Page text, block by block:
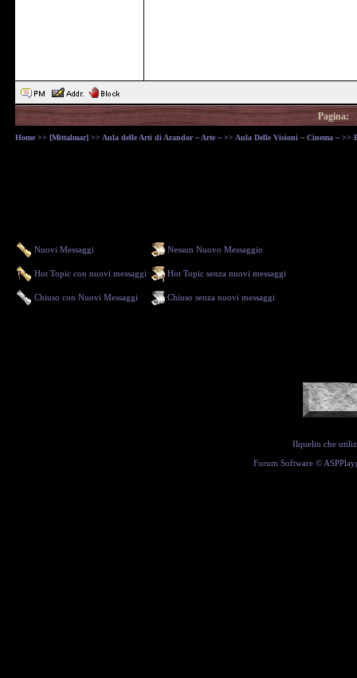
Pagina:
Home >> [Mittalmar] >> Aula delle Arti di Arandor ~ Arte ~ >> Aula Delle Visioni ~ Cinema ~ >>
Nuovi Messaggi Nessun Nuovo Messaggio
Hot Topic con nuovi messaggi Hot Topic senza nuovi messaggi
Chiuso con Nuovi Messaggi Chiuso senza nuovi messaggi
Ilquelin che
Forum Software ©